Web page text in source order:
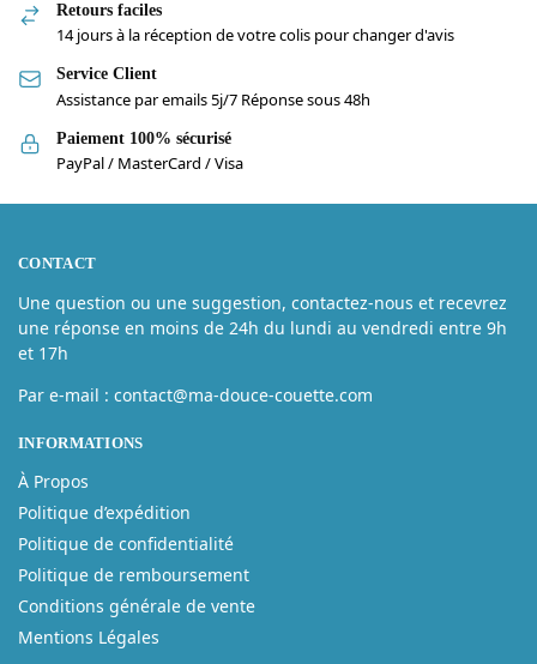
Retours faciles
14 jours à la réception de votre colis pour changer d'avis
Service Client
Assistance par emails 5j/7 Réponse sous 48h
Paiement 100% sécurisé
PayPal / MasterCard / Visa
CONTACT
Une question ou une suggestion, contactez-nous et recevrez
une réponse en moins de 24h du lundi au vendredi entre 9h
et 17h
Par e-mail : contact@ma-douce-couette.com
INFORMATIONS
À Propos
Politique d’expédition
Politique de confidentialité
Politique de remboursement
Conditions générale de vente
Mentions Légales